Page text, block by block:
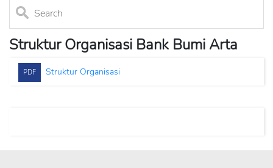
Struktur Organisasi Bank Bumi Arta
PDF Struktur Organisasi